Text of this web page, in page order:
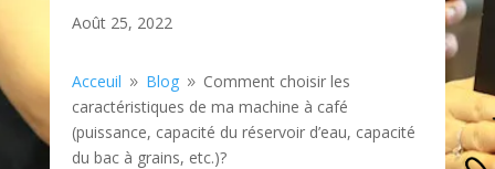
Août 25, 2022
Acceuil 9 Blog 9 Comment choisir les
caractéristiques de ma machine à café
(puissance, capacité du réservoir d’eau, capacité
du bac à grains, etc.)?